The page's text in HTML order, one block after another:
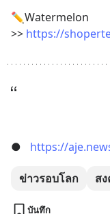
✏️Watermelon
>> https://
●
https://
ข่าวรอบโลก ส
บันทึก